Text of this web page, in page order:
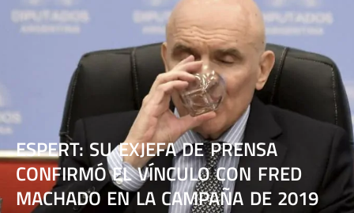
ESPERT: SU EXJEFA DE PRENSA
CONFIRMÓ EL VÍNCULO CON FRED
MACHADO EN LA CAMPAÑA DE 2019